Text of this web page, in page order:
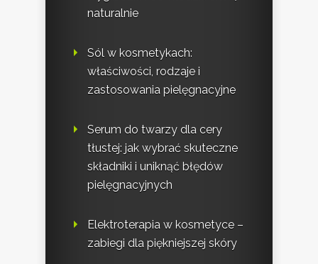
naturalnie
Sól w kosmetykach:
właściwości, rodzaje i
zastosowania pielęgnacyjne
Serum do twarzy dla cery
tłustej: jak wybrać skuteczne
składniki i uniknąć błędów
pielęgnacyjnych
Elektroterapia w kosmetyce –
zabiegi dla piękniejszej skóry